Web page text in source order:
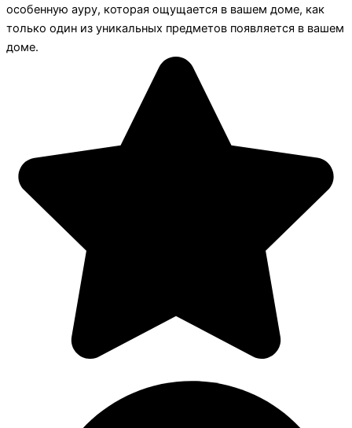
особенную ауру, которая ощущается в вашем доме, как
только один из уникальных предметов появляется в вашем
доме.